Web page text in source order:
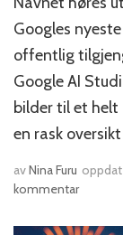
Googles
offentlig
Google AI
bilder til et helt
en rask
avNina Furu
kommentartil
Banana